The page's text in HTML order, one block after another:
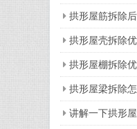
拱形屋筋拆除
拱形屋壳拆除
拱形屋棚拆除
拱形屋梁拆除
讲解一下拱形